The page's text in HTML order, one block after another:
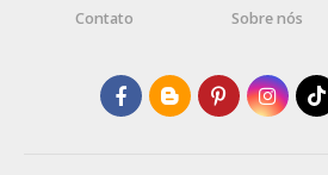
Contato Sobre nós